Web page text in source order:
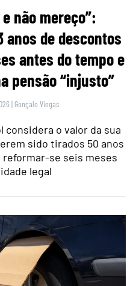
não mereço”:
de descontos
antes do tempo e
pensão “injusto”
| Gonçalo Viegas
o valor da sua
sido tirados 50 anos
reformar-se seis meses
legal